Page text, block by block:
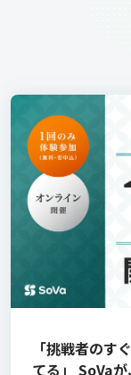
「挑戦者のす
てる」 SoVa